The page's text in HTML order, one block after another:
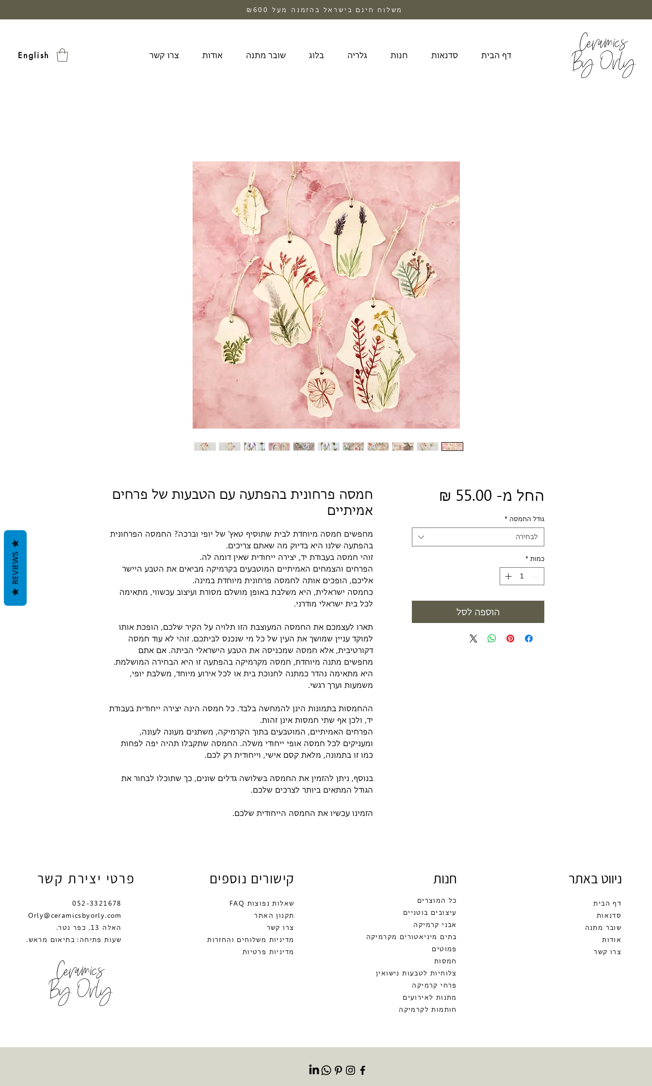
משלוח חינם בישראל בהזמנה מעל ₪600
English דף הבית סדנאות חנות גלריה בלוג שובר מתנה אודות צרו קשר
Ceramics
By Orly
חמסה פרחונית בהפתעה עם הטבעות של פרחים
אמיתיים
מחפשים חמסה מיוחדת לבית שתוסיף טאץ' של יופי וברכה? החמסה הפרחונית
בהפתעה שלנו היא בדיוק מה שאתם צריכים.
זוהי חמסה בעבודת יד, יצירה ייחודית שאין דומה לה.
הפרחים והצמחים האמיתיים המוטבעים בקרמיקה מביאים את הטבע היישר
אליכם, הופכים אותה לחמסה פרחונית מיוחדת במינה.
כחמסה ישראלית, היא משלבת באופן מושלם מסורת ועיצוב עכשווי, מתאימה
לכל בית ישראלי מודרני.
תארו לעצמכם את החמסה המעוצבת הזו תלויה על הקיר שלכם, הופכת אותו
למוקד עניין שמושך את העין של כל מי שנכנס לביתכם. זוהי לא עוד חמסה
דקורטיבית, אלא חמסה שמכניסה את הטבע הישראלי הביתה. אם אתם
מחפשים מתנה מיוחדת, חמסה מקרמיקה בהפתעה זו היא הבחירה המושלמת.
היא מתאימה נהדר כמתנה לחנוכת בית או לכל אירוע מיוחד, משלבת יופי,
משמעות וערך רגשי.
ההחמסות בתמונות הינן להמחשה בלבד. כל חמסה הינה יצירה ייחודית בעבודת
יד, ולכן אף שתי חמסות אינן זהות.
הפרחים האמיתיים, המוטבעים בתוך הקרמיקה, משתנים מעונה לעונה,
ומעניקים לכל חמסה אופי ייחודי משלה. החמסה שתקבלו תהיה יפה לפחות
כמו זו בתמונה, מלאת קסם אישי, וייחודית רק לכם.
בנוסף, ניתן להזמין את החמסה בשלושה גדלים שונים, כך שתוכלו לבחור את
הגודל המתאים ביותר לצרכים שלכם.
הזמינו עכשיו את החמסה הייחודית שלכם.
החל מ- 55.00 ₪
גודל החמסה *
לבחירה
כמות *
הוספה לסל
פרטי יצירת קשר
052-3321678
Orly@ceramicsbyorly.com
האלה 13, כפר נטר.
שעות פתיחה: בתיאום מראש.
Ceramics
By Orly
קישורים נוספים
שאלות נפוצות FAQ
תקנון האתר
צרו קשר
מדיניות משלוחים והחזרות
מדיניות פרטיות
חנות
כל המוצרים
עיצובים בוטניים
אבני קרמיקה
בתים מיניאטורים מקרמיקה
פמוטים
חמסות
צלוחיות לטבעות נישואין
פרחי קרמיקה
מתנות לאירועים
חותמות לקרמיקה
ניווט באתר
דף הבית
סדנאות
שובר מתנה
אודות
צרו קשר
REVIEWS